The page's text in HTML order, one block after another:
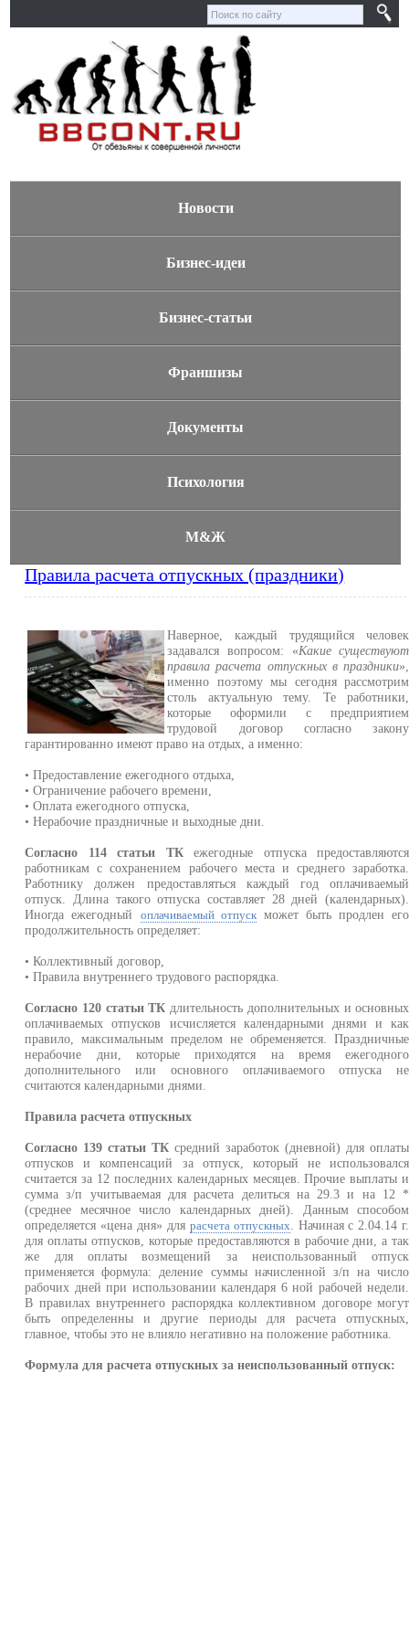
Новости
Бизнес-идеи
Бизнес-статьи
Франшизы
Документы
Психология
М&Ж
Правила расчета отпускных (праздники)
Наверное, каждый трудящийся человек
задавался вопросом: «Какие существуют
правила расчета отпускных в праздники»,
именно поэтому мы сегодня рассмотрим
столь актуальную тему. Те работники,
которые оформили с предприятием
трудовой договор согласно закону
гарантированно имеют право на отдых, а именно:
• Предоставление ежегодного отдыха,
• Ограничение рабочего времени,
• Оплата ежегодного отпуска,
• Нерабочие праздничные и выходные дни.
Согласно 114 статьи ТКежегодные отпуска предоставляются
работникам с сохранением рабочего места и среднего заработка.
Работнику должен предоставляться каждый год оплачиваемый
отпуск. Длина такого отпуска составляет 28 дней (календарных).
Иногда ежегодный оплачиваемый отпускможет быть продлен его
продолжительность определяет:
• Коллективный договор,
• Правила внутреннего трудового распорядка.
Согласно 120 статьи ТК длительность дополнительных и основных
оплачиваемых отпусков исчисляется календарными днями и как
правило, максимальным пределом не обременяется. Праздничные
нерабочие дни, которые приходятся на время ежегодного
дополнительного или основного оплачиваемого отпуска не
считаются календарными днями.
Правила расчета отпускных
Согласно 139 статьи ТК средний заработок (дневной) для оплаты
отпусков и компенсаций за отпуск, который не использовался
считается за 12 последних календарных месяцев. Прочие выплаты и
сумма з/п учитываемая для расчета делиться на 29.3 и на 12 *
(среднее месячное число календарных дней). Данным способом
определяется «цена дня» для расчета отпускных . Начиная с 2.04.14 г.
для оплаты отпусков, которые предоставляются в рабочие дни, а так
же для оплаты возмещений за неиспользованный отпуск
применяется формула: деление суммы начисленной з/п на число
рабочих дней при использовании календаря 6 ной рабочей недели.
В правилах внутреннего распорядка коллективном договоре могут
быть определенны и другие периоды для расчета отпускных,
главное, чтобы это не влияло негативно на положение работника.
Формула для расчета отпускных за неиспользованный отпуск: